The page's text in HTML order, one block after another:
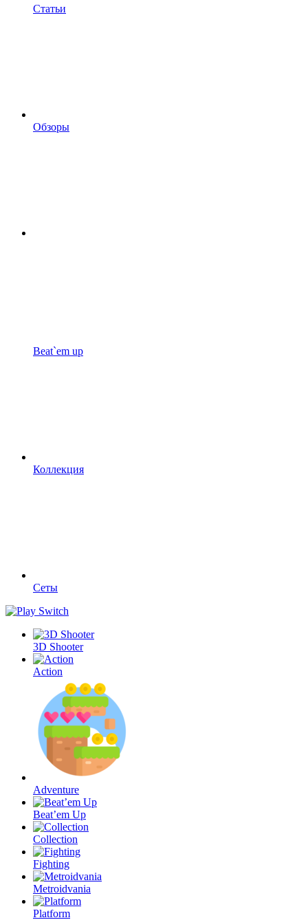
Статьи
Обзоры
Beat`em up
Коллекция
Сеты
3D Shooter
Action
Adventure
Beat’em Up
Collection
Fighting
Metroidvania
Platform